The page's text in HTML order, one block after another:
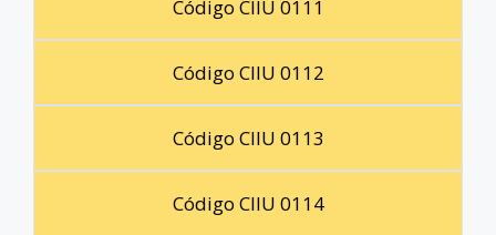
Código CIIU 0111
Código CIIU 0112
Código CIIU 0113
Código CIIU 0114